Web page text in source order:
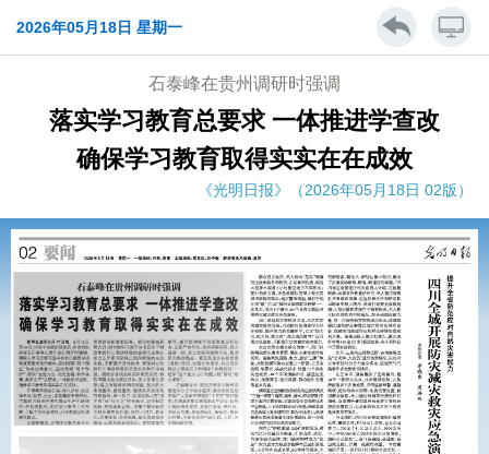
2026年05月18日 星期一
石泰峰在贵州调研时强调
落实学习教育总要求 一体推进学查改
确保学习教育取得实实在在成效
《光明日报》（2026年05月18日 02版）